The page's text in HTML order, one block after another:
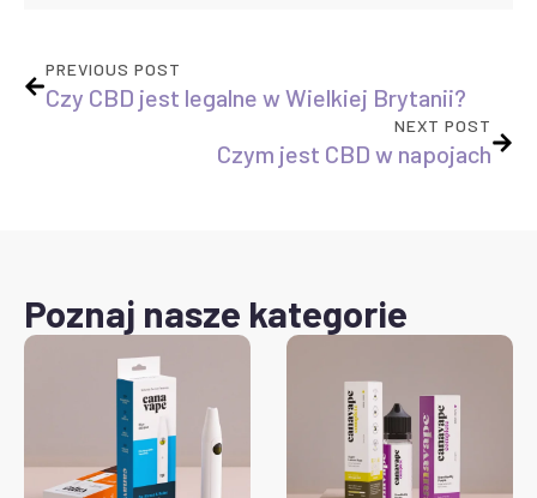
PREVIOUS POST
Czy CBD jest legalne w Wielkiej Brytanii?
NEXT POST
Czym jest CBD w napojach
Poznaj nasze kategorie